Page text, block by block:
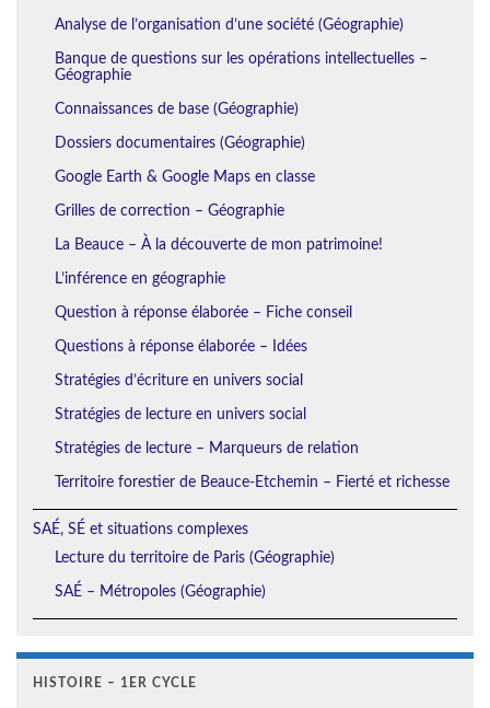
Analyse de l’organisation d’une société (Géographie)
Banque de questions sur les opérations intellectuelles –
Géographie
Connaissances de base (Géographie)
Dossiers documentaires (Géographie)
Google Earth & Google Maps en classe
Grilles de correction – Géographie
La Beauce – À la découverte de mon patrimoine!
L’inférence en géographie
Question à réponse élaborée – Fiche conseil
Questions à réponse élaborée – Idées
Stratégies d’écriture en univers social
Stratégies de lecture en univers social
Stratégies de lecture – Marqueurs de relation
Territoire forestier de Beauce-Etchemin – Fierté et richesse
SAÉ, SÉ et situations complexes
Lecture du territoire de Paris (Géographie)
SAÉ – Métropoles (Géographie)
HISTOIRE – 1ER CYCLE